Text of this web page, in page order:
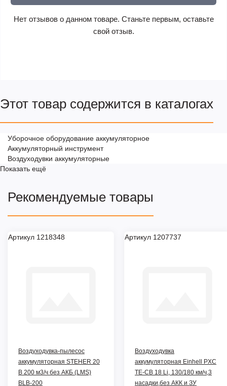
Нет отзывов о данном товаре. Станьте первым, оставьте
свой отзыв.
Этот товар содержится в каталогах
Уборочное оборудование аккумуляторное
Аккумуляторный инструмент
Воздуходувки аккумуляторные
Показать ещё
Рекомендуемые товары
Артикул 1218348
Воздуходувка-пылесос
аккумуляторная STEHER 20
В 200 м3/ч без АКБ (LMS)
BLB-200
Артикул 1207737
Воздуходувка
аккумуляторная Einhell PXC
TE-CB 18 Li, 130/180 км/ч,3
насадки,без АКК и ЗУ